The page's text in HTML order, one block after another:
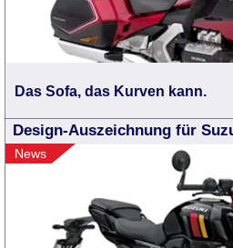
Das Sofa, das Kurven kann.
Design-Auszeichnung für
News